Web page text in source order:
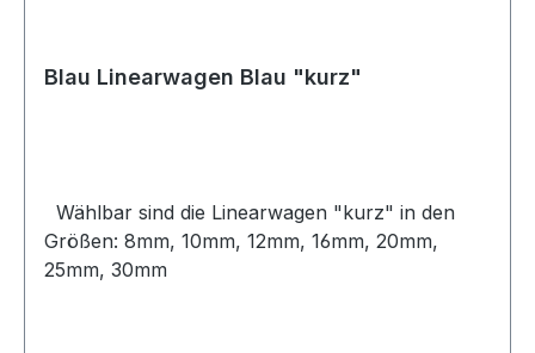
Blau Linearwagen Blau "kurz"
Wählbar sind die Linearwagen "kurz" in den
Größen: 8mm, 10mm, 12mm, 16mm, 20mm,
25mm, 30mm